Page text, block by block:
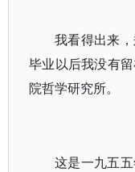
我看得出来
毕业以后我没有
院哲学研究所。
这是一九五